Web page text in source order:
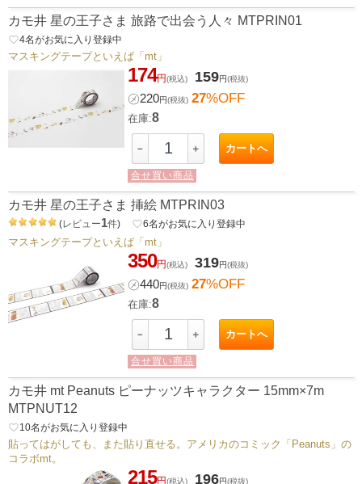
カモ井 星の王子さま 旅路で出会う人々 MTPRIN01
favorite_border4名がお気に入り登録中
マスキングテープといえば「mt」
174円(税込) 159円(税抜)
㋱220円(税抜) 27%OFF
在庫:8
－ ＋ カートへ
合せ買い商品
カモ井 星の王子さま 挿絵 MTPRIN03
(レビュー1件) favorite_border6名がお気に入り登録中
マスキングテープといえば「mt」
350円(税込) 319円(税抜)
㋱440円(税抜) 27%OFF
在庫:8
－ ＋ カートへ
合せ買い商品
カモ井 mt Peanuts ピーナッツキャラクター 15mm×7m
MTPNUT12
favorite_border10名がお気に入り登録中
貼ってはがしても、また貼り直せる。アメリカのコミック「Peanuts」の
コラボmt。
215円(税込) 196円(税抜)